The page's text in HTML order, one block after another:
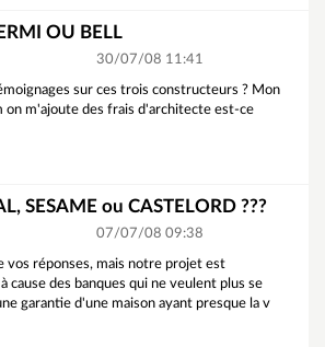
OU BELL
30/07/08 11:41
sur ces trois constructeurs ? Mon
on m'ajoute des frais d'architecte est-ce
SESAME ou CASTELORD ???
07/07/08 09:38
vos réponses, mais notre projet est
cause des banques qui ne veulent plus se
garantie d'une maison ayant presque la v